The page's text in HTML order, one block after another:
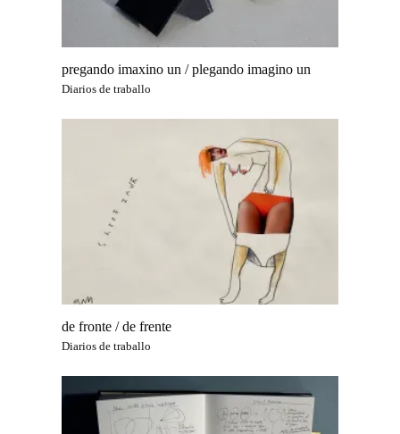
pregando imaxino un / plegando imagino un
Diarios de traballo
de fronte / de frente
Diarios de traballo